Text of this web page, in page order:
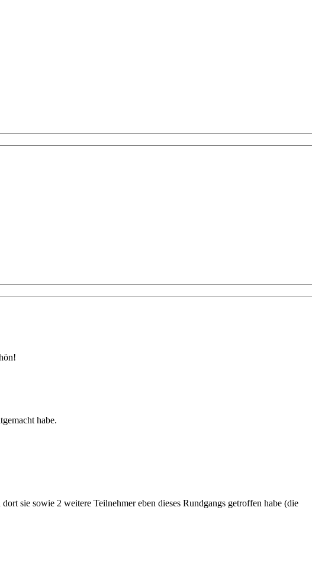
habe.
sie sowie 2 weitere Teilnehmer eben dieses Rundgangs getroffen habe (die